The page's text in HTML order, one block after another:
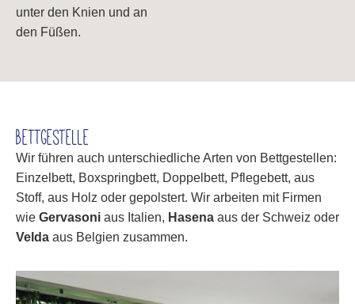
unter den Knien und an
den Füßen.
Bettgestelle
Wir führen auch unterschiedliche Arten von Bettgestellen:
Einzelbett, Boxspringbett, Doppelbett, Pflegebett, aus
Stoff, aus Holz oder gepolstert. Wir arbeiten mit Firmen
wie Gervasoni aus Italien, Hasena aus der Schweiz oder
Velda aus Belgien zusammen.